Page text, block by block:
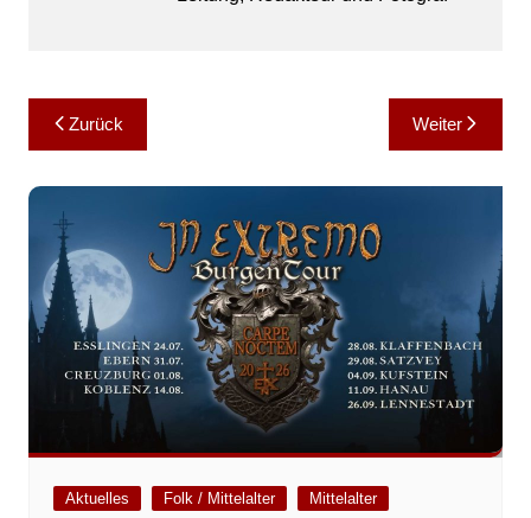
Beitragsnavigation
Zurück Weiter
Aktuelles Folk / Mittelalter Mittelalter